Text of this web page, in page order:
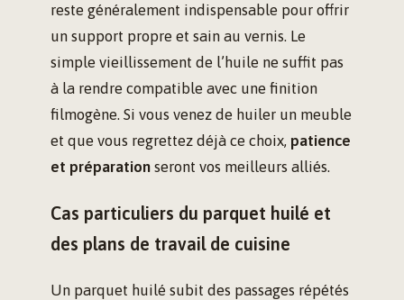
reste généralement indispensable pour offrir
un support propre et sain au vernis. Le
simple vieillissement de l’huile ne suffit pas
à la rendre compatible avec une finition
filmogène. Si vous venez de huiler un meuble
et que vous regrettez déjà ce choix, patience
et préparation seront vos meilleurs alliés.
Cas particuliers du parquet huilé et
des plans de travail de cuisine
Un parquet huilé subit des passages répétés